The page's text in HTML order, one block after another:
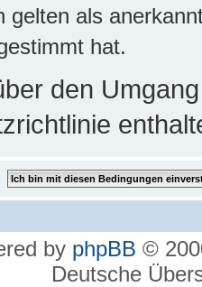
gelten als
hat.
den
by phpBB ©
Deutsche